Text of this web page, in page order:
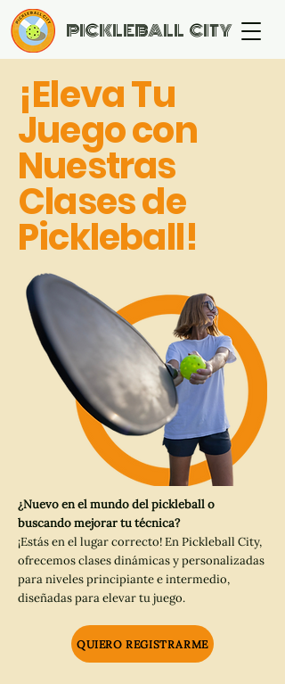
PICKLEBALL CITY
¡Eleva Tu
Juego con
Nuestras
Clases de
Pickleball!
¿Nuevo en el mundo del pickleball o
buscando mejorar tu técnica?
¡Estás en el lugar correcto! En Pickleball City,
ofrecemos clases dinámicas y personalizadas
para niveles principiante e intermedio,
diseñadas para elevar tu juego.
QUIERO REGISTRARME